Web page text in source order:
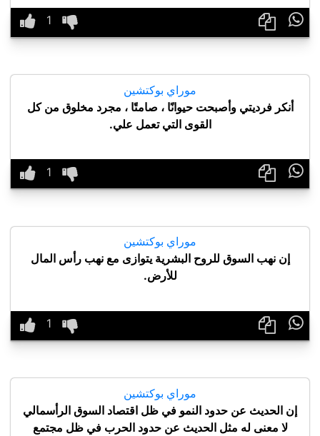

موراي بوكتشين
أنكر فرديتي وأصبحت حيوانًا ، صامتًا ، مجرد مخلوق من كل
القوى التي تعمل علي.

موراي بوكتشين
إن نهب السوق للروح البشرية يتوازى مع نهب رأس المال
للأرض.

موراي بوكتشين
إن الحديث عن حدود النمو في ظل اقتصاد السوق الرأسمالي
لا معنى له مثل الحديث عن حدود الحرب في ظل مجتمع